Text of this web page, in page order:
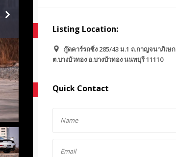
Listing Location:
กู๊ดคาร์รถซิ่ง 285/43 ม.1 ถ.กาญจนาภิเษก
ต.บางบัวทอง อ.บางบัวทอง นนทบุรี 11110
Quick Contact